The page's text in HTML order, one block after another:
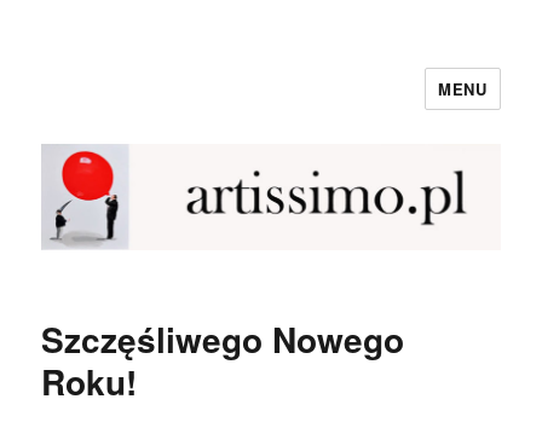
MENU
Szczęśliwego Nowego
Roku!